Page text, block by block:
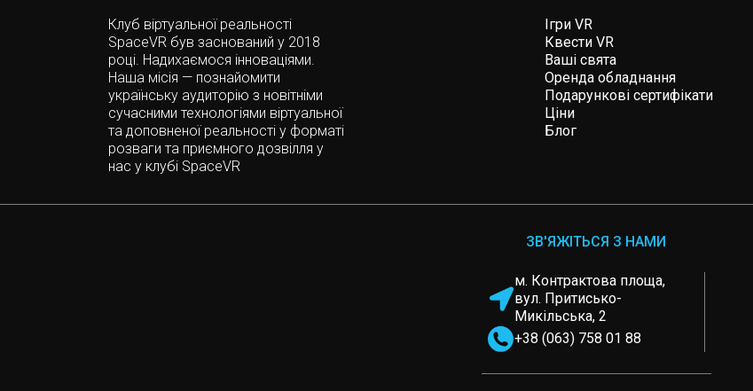
Клуб віртуальної реальності
SpaceVR був заснований у 2018
році. Надихаємося інноваціями.
Наша місія — познайомити
українську аудиторію з новітніми
сучасними технологіями віртуальної
та доповненої реальності у форматі
розваги та приємного дозвілля у
нас у клубі SpaceVR
Ігри VR
Квести VR
Ваші свята
Оренда обладнання
Подарункові сертифікати
Ціни
Блог
ЗВ'ЯЖІТЬСЯ З НАМИ
м. Контрактова площа,
вул. Притисько-
Микільська, 2
+38 (063) 758 01 88